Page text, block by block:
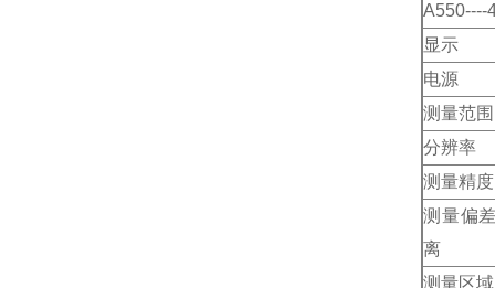
A550----
显示
电源
测量范围
分辨率
测量精度
测量偏
离
测量区域